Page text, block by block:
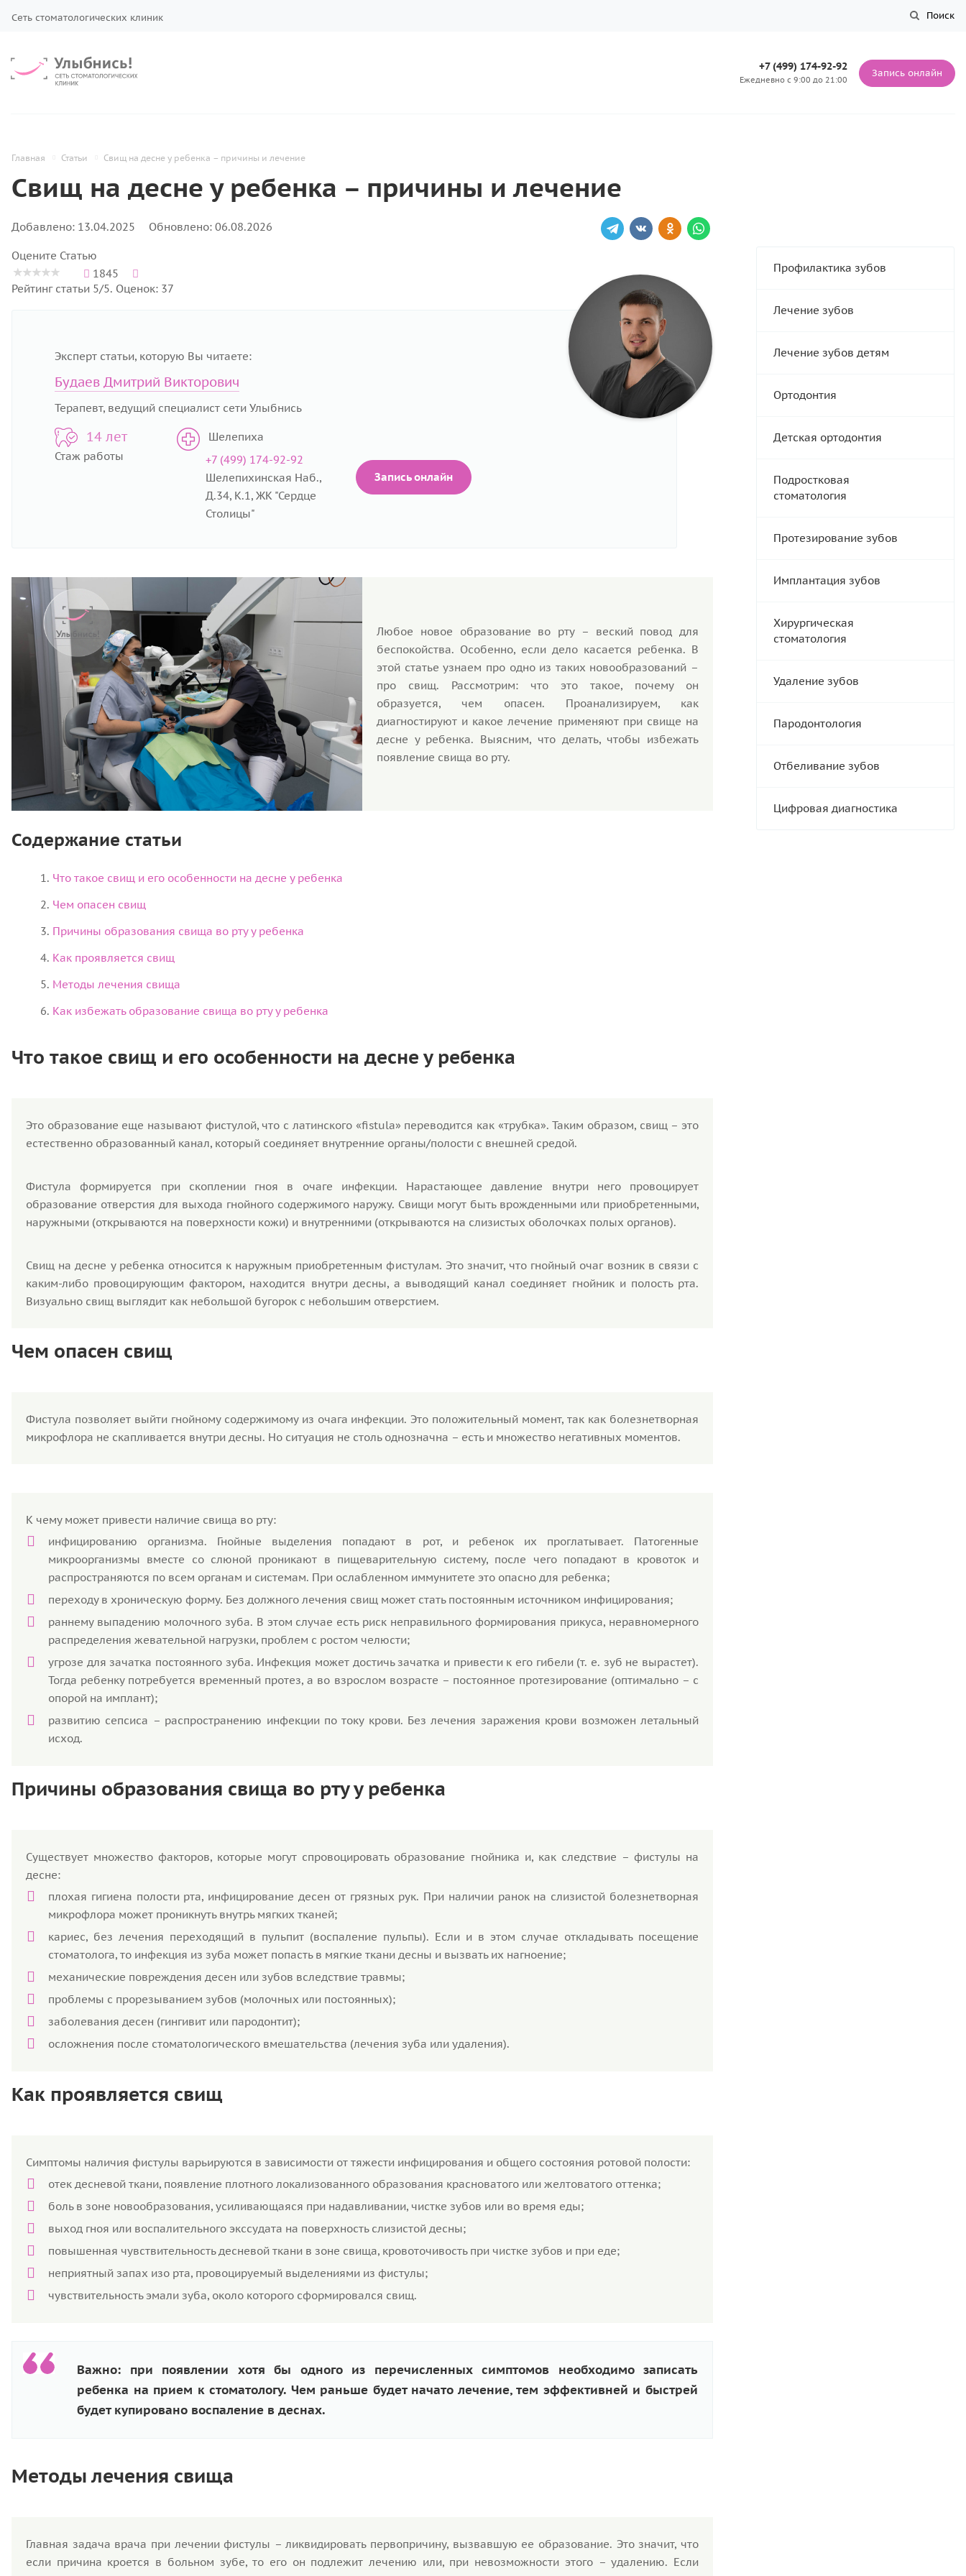
Сеть стоматологических клиник Поиск
+7 (499) 174-92-92
Ежедневно с 9:00 до 21:00
Запись онлайн
Главная Статьи Свищ на десне у ребенка – причины и лечение
Свищ на десне у ребенка – причины и лечение
Добавлено: 13.04.2025 Обновлено: 06.08.2026
Оцените Статью
1845
Рейтинг статьи 5/5. Оценок: 37
Эксперт статьи, которую Вы читаете:
Будаев Дмитрий Викторович
Терапевт, ведущий специалист сети Улыбнись
14 лет
Стаж работы
Шелепиха
+7 (499) 174-92-92
Шелепихинская Наб.,
Д.34, К.1, ЖК "Сердце
Столицы"
Запись онлайн
Любое новое образование во рту – веский повод для
беспокойства. Особенно, если дело касается ребенка. В
этой статье узнаем про одно из таких новообразований –
про свищ. Рассмотрим: что это такое, почему он
образуется, чем опасен. Проанализируем, как
диагностируют и какое лечение применяют при свище на
десне у ребенка. Выясним, что делать, чтобы избежать
появление свища во рту.
Содержание статьи
Что такое свищ и его особенности на десне у ребенка
Чем опасен свищ
Причины образования свища во рту у ребенка
Как проявляется свищ
Методы лечения свища
Как избежать образование свища во рту у ребенка
Что такое свищ и его особенности на десне у ребенка
Это образование еще называют фистулой, что с латинского «fistula» переводится как «трубка». Таким образом, свищ – это
естественно образованный канал, который соединяет внутренние органы/полости с внешней средой.
Фистула формируется при скоплении гноя в очаге инфекции. Нарастающее давление внутри него провоцирует
образование отверстия для выхода гнойного содержимого наружу. Свищи могут быть врожденными или приобретенными,
наружными (открываются на поверхности кожи) и внутренними (открываются на слизистых оболочках полых органов).
Свищ на десне у ребенка относится к наружным приобретенным фистулам. Это значит, что гнойный очаг возник в связи с
каким-либо провоцирующим фактором, находится внутри десны, а выводящий канал соединяет гнойник и полость рта.
Визуально свищ выглядит как небольшой бугорок с небольшим отверстием.
Чем опасен свищ
Фистула позволяет выйти гнойному содержимому из очага инфекции. Это положительный момент, так как болезнетворная
микрофлора не скапливается внутри десны. Но ситуация не столь однозначна – есть и множество негативных моментов.
К чему может привести наличие свища во рту:
инфицированию организма. Гнойные выделения попадают в рот, и ребенок их проглатывает. Патогенные
микроорганизмы вместе со слюной проникают в пищеварительную систему, после чего попадают в кровоток и
распространяются по всем органам и системам. При ослабленном иммунитете это опасно для ребенка;
переходу в хроническую форму. Без должного лечения свищ может стать постоянным источником инфицирования;
раннему выпадению молочного зуба. В этом случае есть риск неправильного формирования прикуса, неравномерного
распределения жевательной нагрузки, проблем с ростом челюсти;
угрозе для зачатка постоянного зуба. Инфекция может достичь зачатка и привести к его гибели (т. е. зуб не вырастет).
Тогда ребенку потребуется временный протез, а во взрослом возрасте – постоянное протезирование (оптимально – с
опорой на имплант);
развитию сепсиса – распространению инфекции по току крови. Без лечения заражения крови возможен летальный
исход.
Причины образования свища во рту у ребенка
Существует множество факторов, которые могут спровоцировать образование гнойника и, как следствие – фистулы на
десне:
плохая гигиена полости рта, инфицирование десен от грязных рук. При наличии ранок на слизистой болезнетворная
микрофлора может проникнуть внутрь мягких тканей;
кариес, без лечения переходящий в пульпит (воспаление пульпы). Если и в этом случае откладывать посещение
стоматолога, то инфекция из зуба может попасть в мягкие ткани десны и вызвать их нагноение;
механические повреждения десен или зубов вследствие травмы;
проблемы с прорезыванием зубов (молочных или постоянных);
заболевания десен (гингивит или пародонтит);
осложнения после стоматологического вмешательства (лечения зуба или удаления).
Как проявляется свищ
Симптомы наличия фистулы варьируются в зависимости от тяжести инфицирования и общего состояния ротовой полости:
отек десневой ткани, появление плотного локализованного образования красноватого или желтоватого оттенка;
боль в зоне новообразования, усиливающаяся при надавливании, чистке зубов или во время еды;
выход гноя или воспалительного экссудата на поверхность слизистой десны;
повышенная чувствительность десневой ткани в зоне свища, кровоточивость при чистке зубов и при еде;
неприятный запах изо рта, провоцируемый выделениями из фистулы;
чувствительность эмали зуба, около которого сформировался свищ.
Важно: при появлении хотя бы одного из перечисленных симптомов необходимо записать
ребенка на прием к стоматологу. Чем раньше будет начато лечение, тем эффективней и быстрей
будет купировано воспаление в деснах.
Методы лечения свища
Главная задача врача при лечении фистулы – ликвидировать первопричину, вызвавшую ее образование. Это значит, что
если причина кроется в больном зубе, то его он подлежит лечению или, при невозможности этого – удалению. Если
Профилактика зубов
Лечение зубов
Лечение зубов детям
Ортодонтия
Детская ортодонтия
Подростковая
стоматология
Протезирование зубов
Имплантация зубов
Хирургическая
стоматология
Удаление зубов
Пародонтология
Отбеливание зубов
Цифровая диагностика